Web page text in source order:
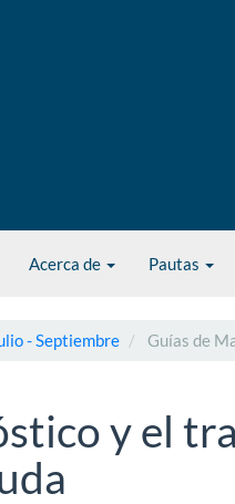
Acerca de Pautas
- Septiembre Guías de
y el